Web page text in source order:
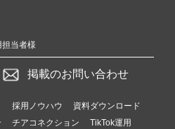
当者様
掲載のお問い合わせ
採用ノウハウ
資料ダウンロード
チアコネクション
TikTok運用